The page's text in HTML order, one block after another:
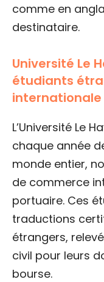
comme en
destinataire.
Université Le
étudiants
internationale
L’Université Le
chaque année
monde entier,
de commerce
portuaire. Ces
traductions
étrangers,
civil pour leurs
bourse.